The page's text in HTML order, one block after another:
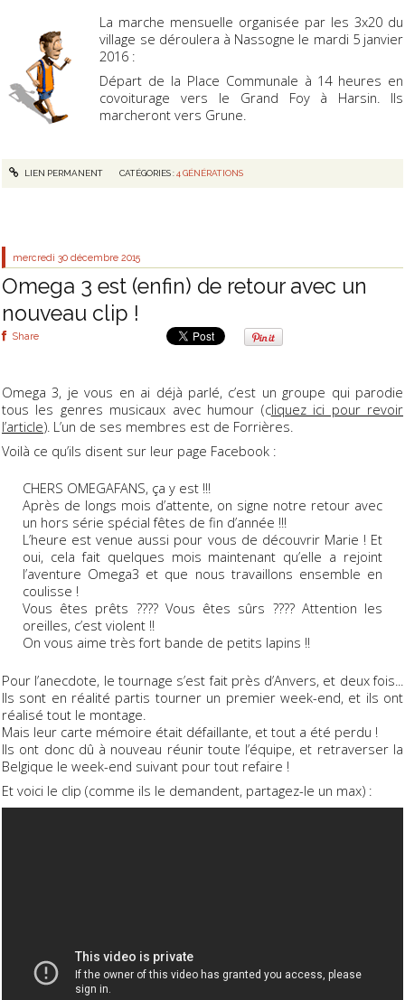
La marche mensuelle organisée par les 3x20 du
village se déroulera à Nassogne le mardi 5 janvier
2016 :
Départ de la Place Communale à 14 heures en
covoiturage vers le Grand Foy à Harsin. Ils
marcheront vers Grune.
LIEN PERMANENT CATÉGORIES :4 GÉNÉRATIONS
mercredi 30 décembre 2015
Omega 3 est (enfin) de retour avec un
nouveau clip !
Share
Omega 3, je vous en ai déjà parlé, c’est un groupe qui parodie
tous les genres musicaux avec humour (cliquez ici pour revoir
l’article). L’un de ses membres est de Forrières.
Voilà ce qu’ils disent sur leur page Facebook :
CHERS OMEGAFANS, ça y est !!!
Après de longs mois d’attente, on signe notre retour avec
un hors série spécial fêtes de fin d’année !!!
L’heure est venue aussi pour vous de découvrir Marie ! Et
oui, cela fait quelques mois maintenant qu’elle a rejoint
l’aventure Omega3 et que nous travaillons ensemble en
coulisse !
Vous êtes prêts ???? Vous êtes sûrs ???? Attention les
oreilles, c’est violent !!
On vous aime très fort bande de petits lapins !!
Pour l’anecdote, le tournage s’est fait près d’Anvers, et deux fois...
Ils sont en réalité partis tourner un premier week-end, et ils ont
réalisé tout le montage.
Mais leur carte mémoire était défaillante, et tout a été perdu !
Ils ont donc dû à nouveau réunir toute l’équipe, et retraverser la
Belgique le week-end suivant pour tout refaire !
Et voici le clip (comme ils le demandent, partagez-le un max) :